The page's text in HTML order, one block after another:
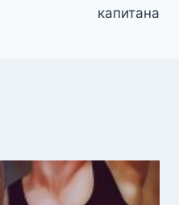
капитана